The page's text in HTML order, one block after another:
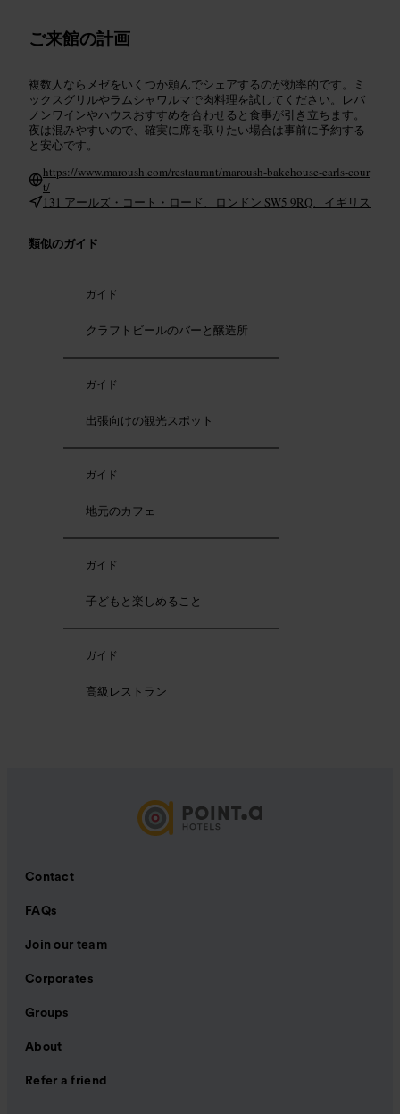
ご来館の計画
複数人ならメゼをいくつか頼んでシェアするのが効率的です。ミ
ックスグリルやラムシャワルマで肉料理を試してください。レバ
ノンワインやハウスおすすめを合わせると食事が引き立ちます。
夜は混みやすいので、確実に席を取りたい場合は事前に予約する
と安心です。
https://www.maroush.com/restaurant/maroush-bakehouse-earls-cour
t/
131 アールズ・コート・ロード、ロンドン SW5 9RQ、イギリス
類似のガイド
ガイド
クラフトビールのバーと醸造所
ガイド
出張向けの観光スポット
ガイド
地元のカフェ
ガイド
子どもと楽しめること
ガイド
高級レストラン
Contact
FAQs
Join our team
Corporates
Groups
About
Refer a friend